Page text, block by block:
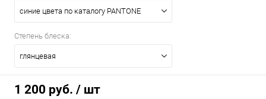
синие цвета по каталогу PANTONE
Степень блеска:
глянцевая
1 200 руб. / шт